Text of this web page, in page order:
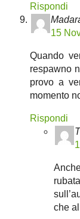
Rispondi
15
Quando
respawno
provo a
momento
Rispondi
che